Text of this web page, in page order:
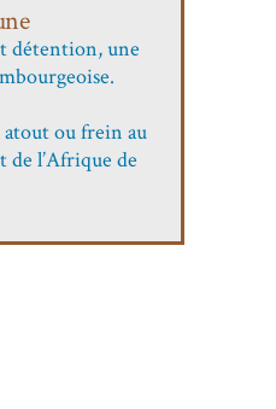
détention, une
ou frein au
de l’Afrique de